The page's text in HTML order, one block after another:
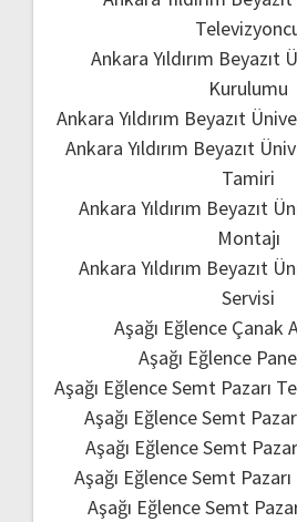
Ankara Yıldırım Beyazıt
Kurulumu
Ankara Yıldırım Beyazıt
Ankara Yıldırım Beyazıt
Tamiri
Ankara Yıldırım Beyazıt
Montajı
Ankara Yıldırım Beyazıt
Servisi
Aşağı Eğlence Çanak
Aşağı Eğlence
Aşağı Eğlence Semt Pazarı
Aşağı Eğlence Semt
Aşağı Eğlence Semt
Aşağı Eğlence Semt
Aşağı Eğlence Semt